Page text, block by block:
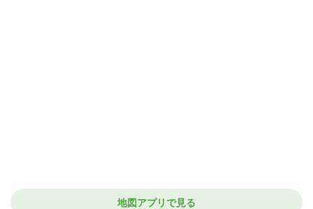
地図アプリで見る